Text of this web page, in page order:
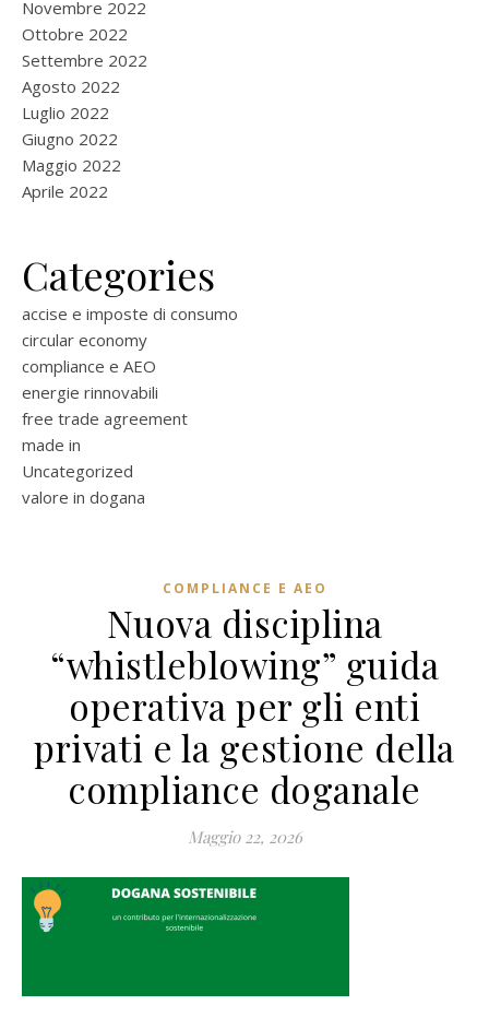
Novembre 2022
Ottobre 2022
Settembre 2022
Agosto 2022
Luglio 2022
Giugno 2022
Maggio 2022
Aprile 2022
Categories
accise e imposte di consumo
circular economy
compliance e AEO
energie rinnovabili
free trade agreement
made in
Uncategorized
valore in dogana
COMPLIANCE E AEO
Nuova disciplina
“whistleblowing” guida
operativa per gli enti
privati e la gestione della
compliance doganale
Maggio 22, 2026